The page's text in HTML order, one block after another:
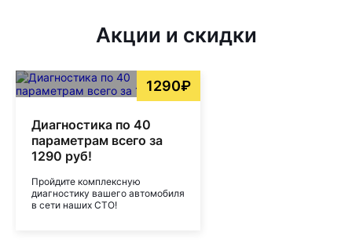
Акции и скидки
1290₽
Диагностика по 40
параметрам всего за
1290 руб!
Пройдите комплексную
диагностику вашего автомобиля
в сети наших СТО!